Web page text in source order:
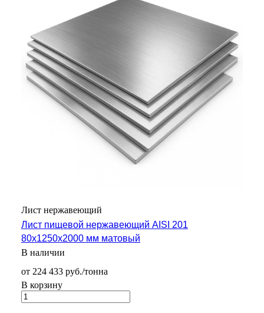
Лист нержавеющий
Лист пищевой нержавеющий AISI 201
80х1250х2000 мм матовый
В наличии
от 224 433 руб./тонна
В корзину